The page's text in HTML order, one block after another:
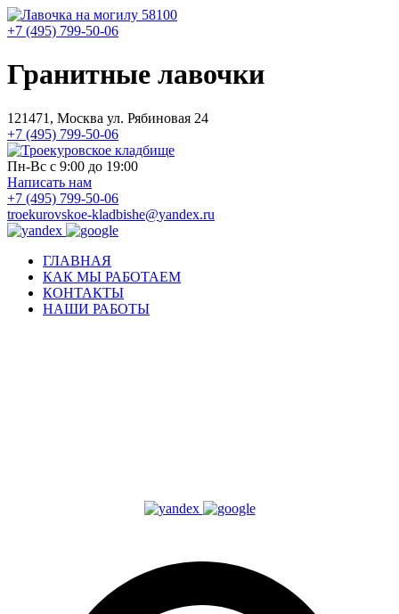
+7 (495) 799-50-06
Гранитные лавочки
121471, Москва ул. Рябиновая 24
+7 (495) 799-50-06
Пн-Вс с 9:00 до 19:00
Написать нам
+7 (495) 799-50-06
troekurovskoe-kladbishe@yandex.ru
ГЛАВНАЯ
КАК МЫ РАБОТАЕМ
КОНТАКТЫ
НАШИ РАБОТЫ